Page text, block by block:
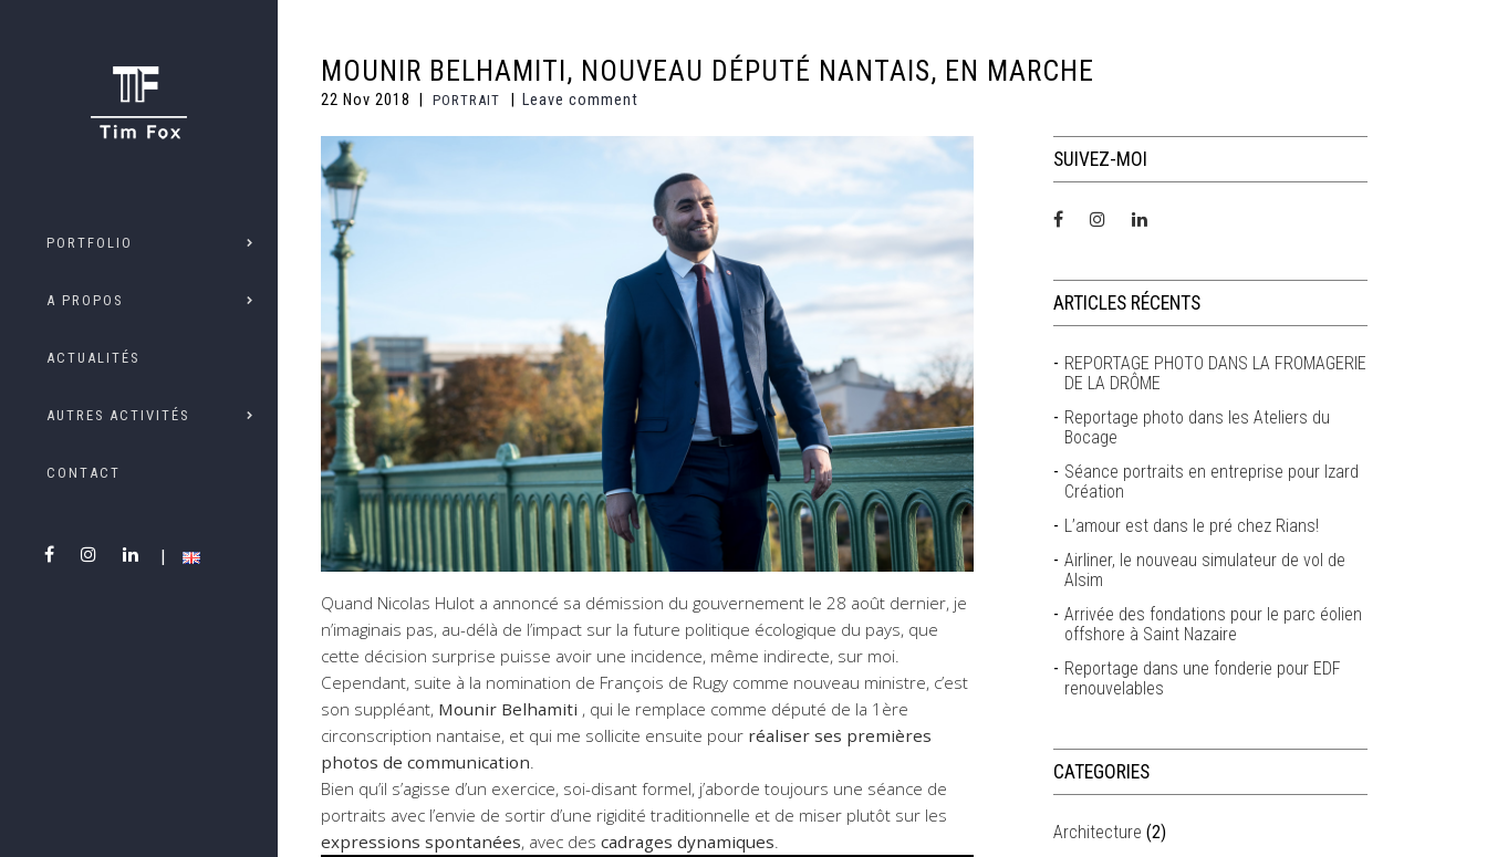
PORTFOLIO
A PROPOS
ACTUALITÉS
AUTRES ACTIVITÉS
CONTACT
MOUNIR BELHAMITI, NOUVEAU DÉPUTÉ NANTAIS, EN MARCHE
22 Nov 2018 PORTRAIT Leave comment
Quand Nicolas Hulot a annoncé sa démission du gouvernement le 28 août dernier, je
n’imaginais pas, au-délà de l’impact sur la future politique écologique du pays, que
cette décision surprise puisse avoir une incidence, même indirecte, sur moi.
Cependant, suite à la nomination de François de Rugy comme nouveau ministre, c’est
son suppléant, Mounir Belhamiti , qui le remplace comme député de la 1ère
circonscription nantaise, et qui me sollicite ensuite pour réaliser ses premières
photos de communication
Bien qu’il s’agisse d’un exercice, soi-disant formel, j’aborde toujours une séance de
portraits avec l’envie de sortir d’une rigidité traditionnelle et de miser plutôt sur les
expressions spontanées, avec des cadrages dynamiques
SUIVEZ-MOI
ARTICLES RÉCENTS
REPORTAGE PHOTO DANS LA FROMAGERIE
DE LA DRÔME
Reportage photo dans les Ateliers du
Bocage
Séance portraits en entreprise pour Izard
Création
L’amour est dans le pré chez Rians!
Airliner, le nouveau simulateur de vol de
Alsim
Arrivée des fondations pour le parc éolien
offshore à Saint Nazaire
Reportage dans une fonderie pour EDF
renouvelables
CATEGORIES
Architecture (2)